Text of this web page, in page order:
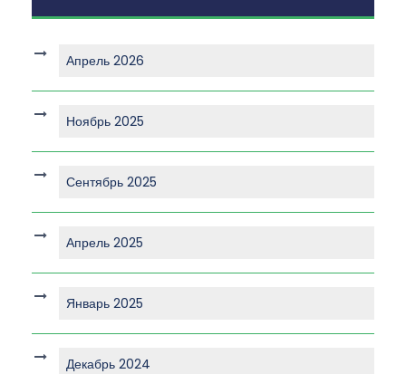
Апрель 2026
Ноябрь 2025
Сентябрь 2025
Апрель 2025
Январь 2025
Декабрь 2024